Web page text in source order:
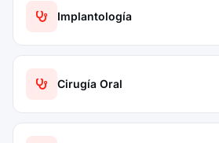
Implantología
Cirugía Oral